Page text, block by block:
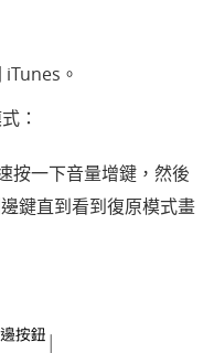
。
：
按一下音量增鍵，然後
鍵直到看到復原模式畫